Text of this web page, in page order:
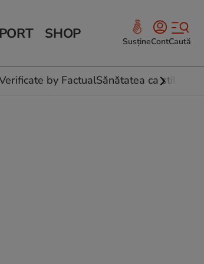
SHOP SusțineContCaută
by FactualSănătatea ca stil de